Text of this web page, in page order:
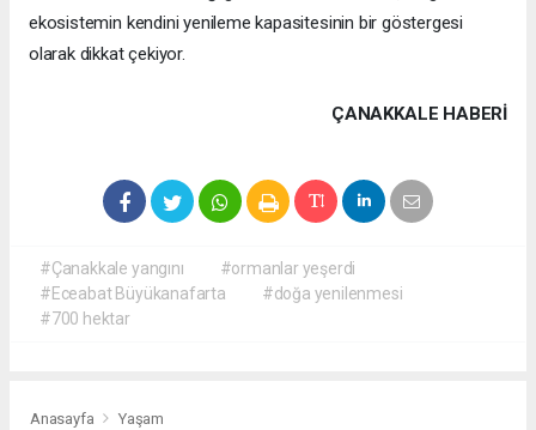
ekosistemin kendini yenileme kapasitesinin bir göstergesi
olarak dikkat çekiyor.
ÇANAKKALE HABERİ
#Çanakkale yangını
#ormanlar yeşerdi
#Eceabat Büyükanafarta
#doğa yenilenmesi
#700 hektar
Anasayfa Yaşam